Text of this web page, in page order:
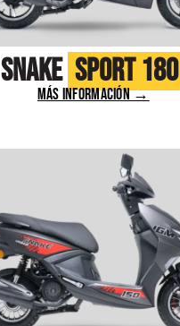
Snake Sport 180
MÁS INFORMACIÓN →